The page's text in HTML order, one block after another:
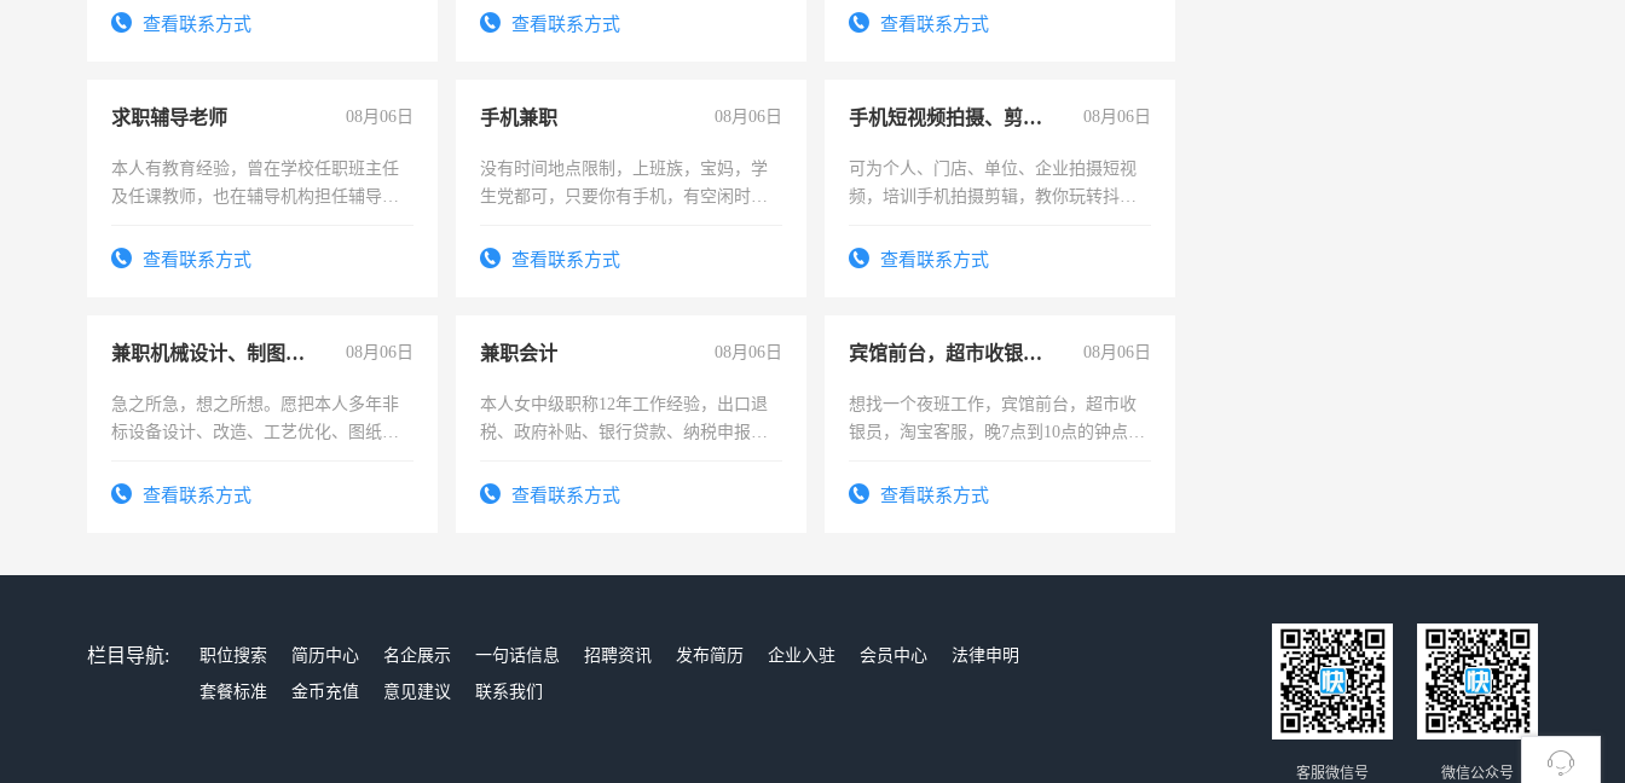
查看联系方式
电话查看联系方式 查看联系方式
求职辅导老师 08月06日
本人有教育经验，曾在学校任职班主任
及任课教师，也在辅导机构担任辅导教
查看联系方式
手机兼职 08月06日
没有时间地点限制，上班族，宝妈，学
生党都可，只要你有手机，有空闲时
勤快的四五十，每天挣零花钱没问题！
查看联系方式
手机短视频拍摄、剪辑、抖音快手 08月06日
可为个人、门店、单位、企业拍摄短视
频，培训手机拍摄剪辑，教你玩转抖音
频，培训手机拍摄剪辑，教你玩转抖
查看联系方式
兼职机械设计、制图、设备改造 08月06日
急之所急，想之所想。愿把本人多年非
标设备设计、改造、工艺优化、图纸制
结识有识之士，共享未来。
查看联系方式
兼职会计 08月06日
本人女中级职称12年工作经验，出口退
税、政府补贴、银行贷款、纳税申报、
务，财务咨询等业务。欲求兼职会计工
查看联系方式
宾馆前台，超市收银员，淘宝客服 08月06日
想找一个夜班工作，宾馆前台，超市收
银员，淘宝客服，晚7点到10点的钟点
号同微信查看联系方式
栏目导航: 职位搜索 简历中心 名企展示 一句话信息 招聘资讯 发布简历 企业入驻 会员中心
法律申明
套餐标准
金币充值 意见建议 联系我们
微信公众号
客服微信号